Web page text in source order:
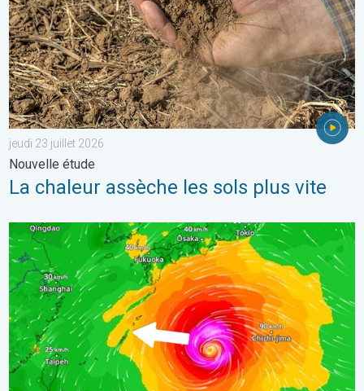
jeudi 23 juillet 2026
Nouvelle étude
La chaleur assèche les sols plus vite
Le Japon prépare l'arrivée d'un typhon. Glissements de